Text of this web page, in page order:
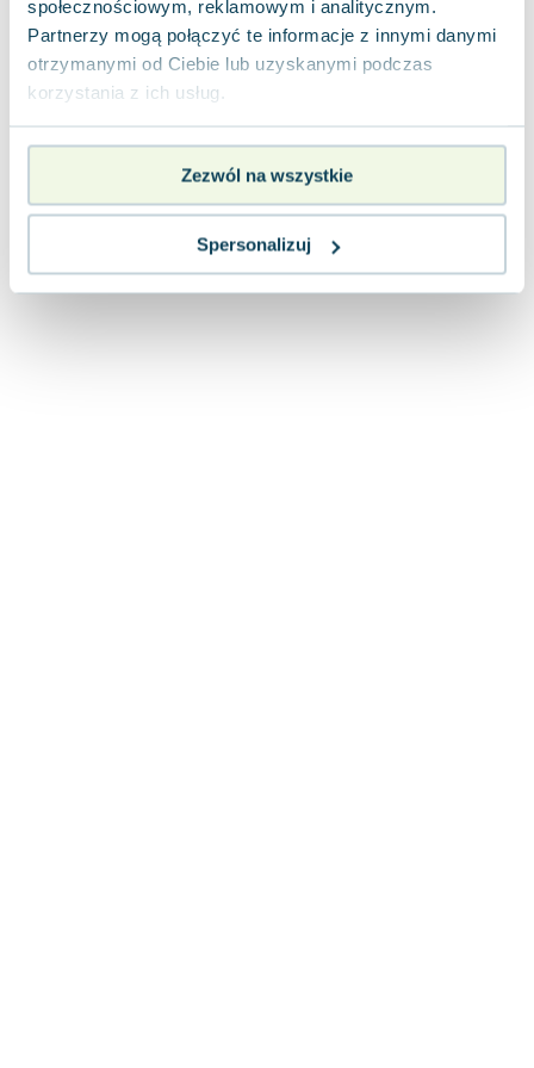
społecznościowym, reklamowym i analitycznym.
Partnerzy mogą połączyć te informacje z innymi danymi
otrzymanymi od Ciebie lub uzyskanymi podczas
korzystania z ich usług.
Zezwól na wszystkie
Spersonalizuj
Lorraine Warren
Ajahn Brahm
Lucinda Riley
Jacek Walkiewicz